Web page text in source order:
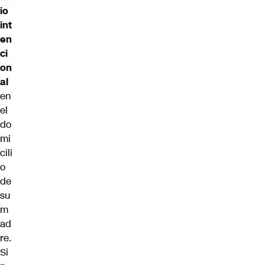
io
int
en
ci
on
al
en
el
do
mi
cili
o
de
su
m
ad
re.
Si